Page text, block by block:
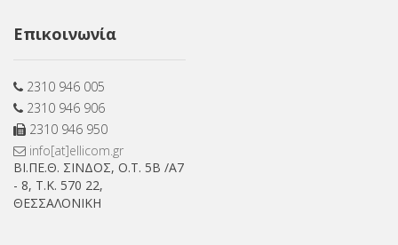
Facebook
Επικοινωνία
2310 946 005
2310 946 906
2310 946 950
info[at]ellicom.gr
ΒΙ.ΠΕ.Θ. ΣΙΝΔΟΣ, Ο.Τ. 5Β /Α7
- 8, Τ.Κ. 570 22,
ΘΕΣΣΑΛΟΝΙΚΗ